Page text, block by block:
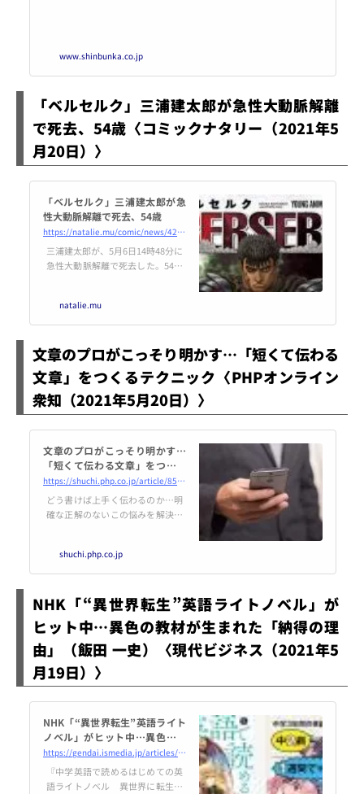
www.shinbunka.co.jp
「ベルセルク」三浦建太郎が急性大動脈解離
で死去、54歳〈コミックナタリー（2021年5
月20日）〉
「ベルセルク」三浦建太郎が急
性大動脈解離で死去、54歳
https://natalie.mu/comic/news/428955
三浦建太郎が、5月6日14時48分に
急性大動脈解離で死去した。54歳
natalie.mu
文章のプロがこっそり明かす…「短くて伝わる
文章」をつくるテクニック〈PHPオンライン
衆知（2021年5月20日）〉
文章のプロがこっそり明かす…
「短くて伝わる文章」をつくる
テクニック
https://shuchi.php.co.jp/article/8535
どう書けば上手く伝わるのか…明
確な正解のないこの悩みを解決す
章術」を伝授する。
shuchi.php.co.jp
NHK「“異世界転生”英語ライトノベル」が
ヒット中…異色の教材が生まれた「納得の理
由」（飯田 一史）〈現代ビジネス（2021年5
月19日）〉
NHK「“異世界転生”英語ライト
ノベル」がヒット中…異色の教
材が生まれた「納得の理由」
（飯田 一史） @gendai_biz
https://gendai.ismedia.jp/articles/-/83084
『中学英語で読めるはじめての英
語ライトノベル 異世界に転生し